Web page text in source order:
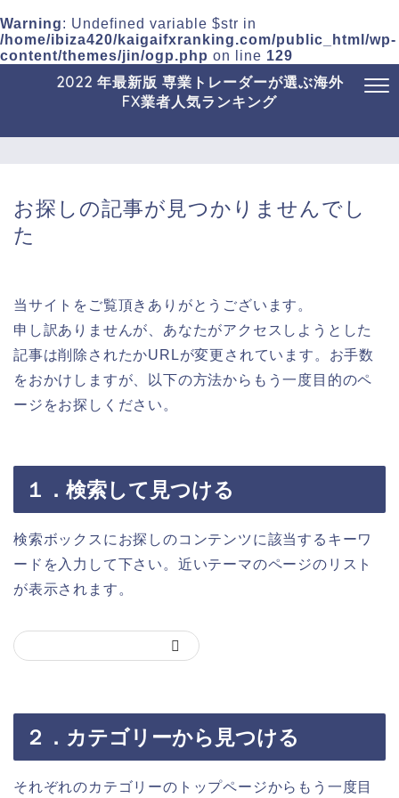
Warning: Undefined variable $str in
/home/ibiza420/kaigaifxranking.com/public_html/wp-
content/themes/jin/ogp.php on line 129
2022 年最新版 専業トレーダーが選ぶ海外
FX業者人気ランキング
お探しの記事が見つかりませんでし
た
当サイトをご覧頂きありがとうございます。
申し訳ありませんが、あなたがアクセスしようとした
記事は削除されたかURLが変更されています。お手数
をおかけしますが、以下の方法からもう一度目的のペ
ージをお探しください。
１．検索して見つける
検索ボックスにお探しのコンテンツに該当するキーワ
ードを入力して下さい。近いテーマのページのリスト
が表示されます。
２．カテゴリーから見つける
それぞれのカテゴリーのトップページからもう一度目